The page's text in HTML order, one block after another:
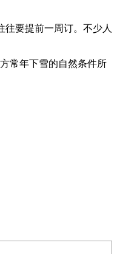
要提前一周订。不少人
常年下雪的自然条件所